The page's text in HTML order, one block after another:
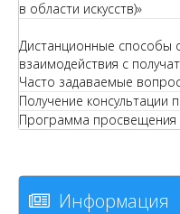
в области искусств)»
Дистанционные способы
взаимодействия с
Часто задаваемые
Получение консультации
Программа просвещения
Информация